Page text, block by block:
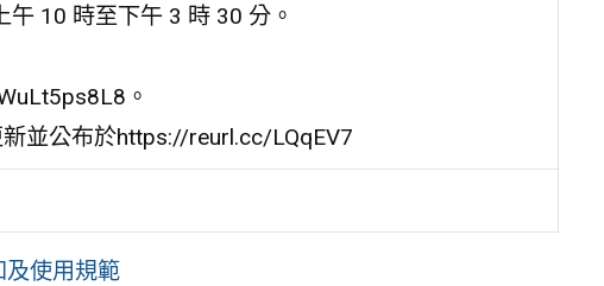
10 時至下午 3 時 30 分。
。
並公布於https://reurl.cc/LQqEV7
及使用規範